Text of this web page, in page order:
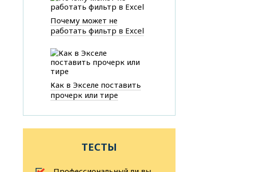
Почему может не
работать фильтр в Excel
Как в Экселе поставить
прочерк или тире
ТЕСТЫ